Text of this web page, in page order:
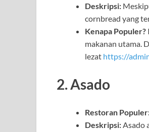
Deskripsi:
cornbread yang
Kenapa Populer?
makanan utama.
lezat https://
2. Asado
Restoran
Deskripsi:Asado